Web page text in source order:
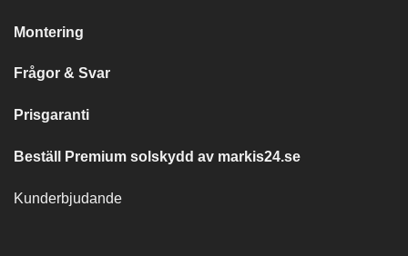
Montering
Frågor & Svar
Prisgaranti
Beställ Premium solskydd av markis24.se
Kunderbjudande